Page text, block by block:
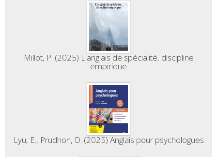
Millot, P. (2025) L'anglais de spécialité, discipline
empirique
Lyu, E., Prudhon, D. (2025) Anglais pour psychologues